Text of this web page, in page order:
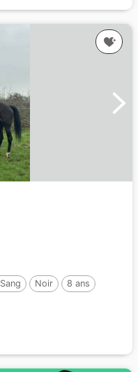
Noir
8 ans